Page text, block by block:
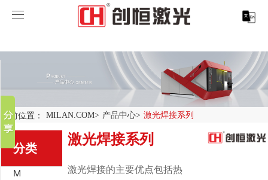
MILAN.COM
产品中心
MILAN.COM-米兰（中国）
光纤激光打标机
紫外线激光打标机
激光切割系列
精密激光切割机
激光焊接系列
案例展示
行业解决方案
汽车行业激光智能解决方案
客户案例
关于创恒
当前位置： MILAN.COM> 产品中心> 激光焊接系列
分类
M
激光焊接系列
激光焊接的主要优点包括热
微信
百度贴吧
QQ好友